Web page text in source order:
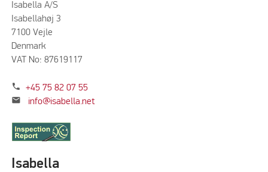
Isabella A/S
Isabellahøj 3
7100 Vejle
Denmark
VAT No: 87619117
phone +45 75 82 07 55
mail info@isabella.net
Isabella